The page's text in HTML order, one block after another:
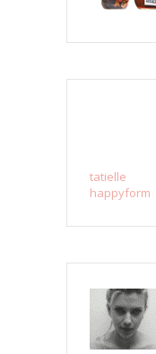
tatielle
happyform